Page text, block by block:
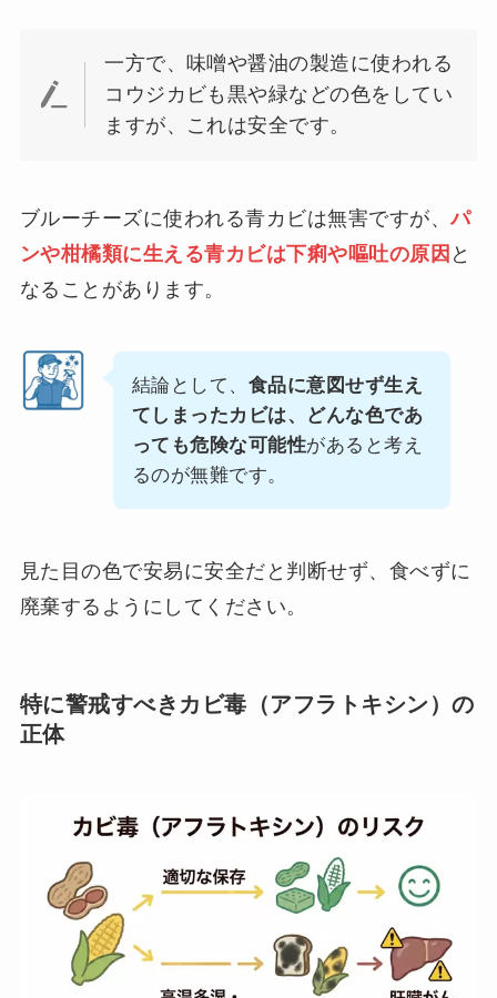
一方で、味噌や醤油の製造に使われる
コウジカビも黒や緑などの色をしてい
ますが、これは安全です。
ブルーチーズに使われる青カビは無害ですが、パ
ンや柑橘類に生える青カビは下痢や嘔吐の原因 と
なることがあります。
結論として、 食品に意図せず生え
てしまったカビは、どんな色であ
っても危険な可能性があると考え
るのが無難です。
見た目の色で安易に安全だと判断せず、食べずに
廃棄するようにしてください。
特に警戒すべきカビ毒（アフラトキシン）の
正体